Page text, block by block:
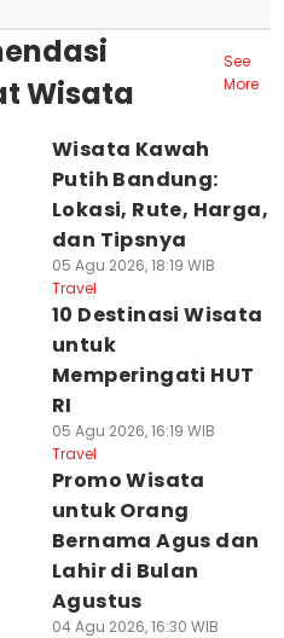
Wisata
See
More
Wisata Kawah
Putih Bandung:
Lokasi, Rute, Harga,
dan Tipsnya
05 Agu 2026, 18:19 WIB
Travel
10 Destinasi Wisata
untuk
Memperingati HUT
RI
05 Agu 2026, 16:19 WIB
Travel
Promo Wisata
untuk Orang
Bernama Agus dan
Lahir di Bulan
Agustus
04 Agu 2026, 16:30 WIB